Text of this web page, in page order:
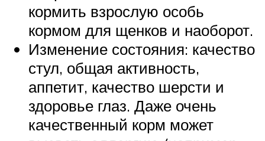
кормить взрослую особь
кормом для щенков и наоборот.
Изменение состояния: качество
стул, общая активность,
аппетит, качество шерсти и
здоровье глаз. Даже очень
качественный корм может